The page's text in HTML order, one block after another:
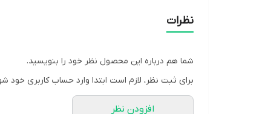
سایز6: ۵۴.۵۶
تکرنگ مشکی
نظرات
شما هم درباره این محصول نظر خود را بنویسید.
برای ثبت نظر، لازم است ابتدا وارد حساب کاربری خود
افزودن نظر